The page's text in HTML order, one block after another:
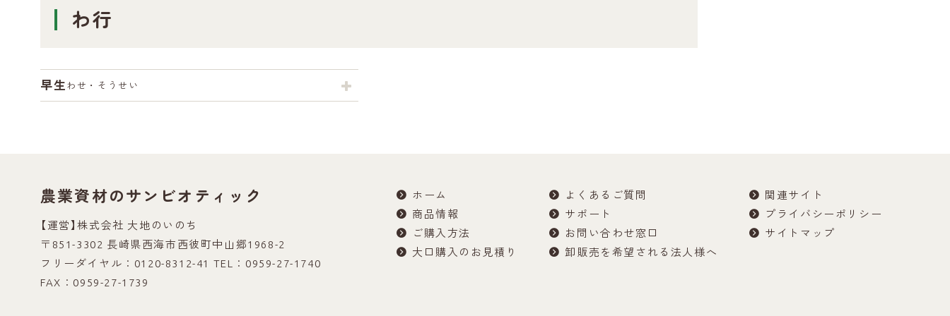
わ行
早生 わせ・そうせい
農業資材のサンビオティック
【運営】株式会社 大地のいのち
〒851-3302 長崎県西海市西彼町中山郷1968-2
フリーダイヤル：0120-8312-41 TEL：0959-27-1740
FAX：0959-27-1739
ホーム
商品情報
ご購入方法
大口購入のお見積り
よくあるご質問
サポート
お問い合わせ窓口
卸販売を希望される法人様へ
関連サイト
プライバシーポリシー
サイトマップ